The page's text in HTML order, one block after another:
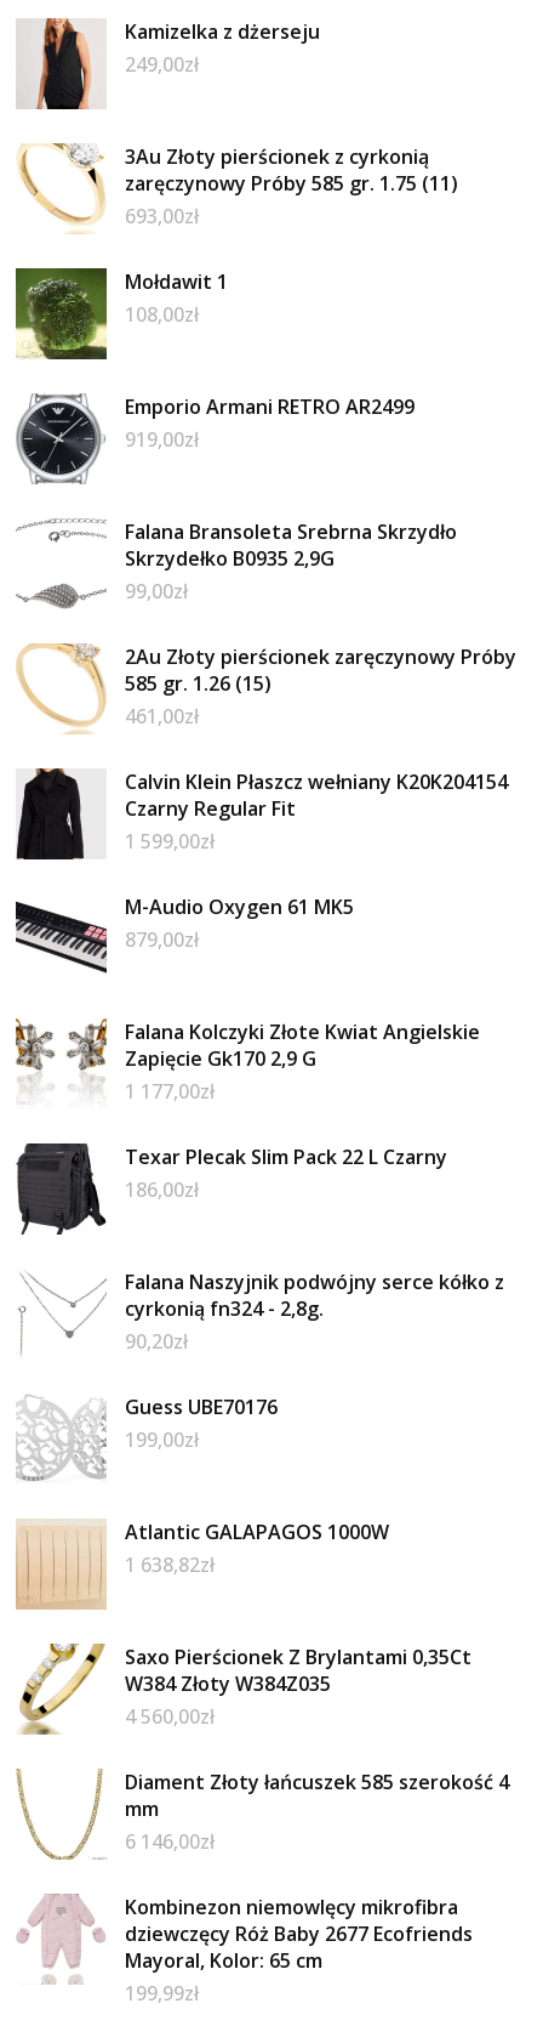
Kamizelka z dżerseju
249,00zł
3Au Złoty pierścionek z cyrkonią
zaręczynowy Próby 585 gr. 1.75 (11)
693,00zł
Mołdawit 1
108,00zł
Emporio Armani RETRO AR2499
919,00zł
Falana Bransoleta Srebrna Skrzydło
Skrzydełko B0935 2,9G
99,00zł
2Au Złoty pierścionek zaręczynowy Próby
585 gr. 1.26 (15)
461,00zł
Calvin Klein Płaszcz wełniany K20K204154
Czarny Regular Fit
1 599,00zł
M-Audio Oxygen 61 MK5
879,00zł
Falana Kolczyki Złote Kwiat Angielskie
Zapięcie Gk170 2,9 G
1 177,00zł
Texar Plecak Slim Pack 22 L Czarny
186,00zł
Falana Naszyjnik podwójny serce kółko z
cyrkonią fn324 - 2,8g.
90,20zł
Guess UBE70176
199,00zł
Atlantic GALAPAGOS 1000W
1 638,82zł
Saxo Pierścionek Z Brylantami 0,35Ct
W384 Złoty W384Z035
4 560,00zł
Diament Złoty łańcuszek 585 szerokość 4
mm
6 146,00zł
Kombinezon niemowlęcy mikrofibra
dziewczęcy Róż Baby 2677 Ecofriends
Mayoral, Kolor: 65 cm
199,99zł